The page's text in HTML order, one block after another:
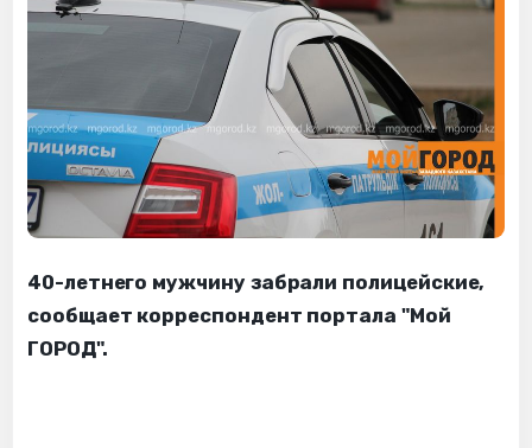
40-летнего мужчину забрали полицейские,
сообщает корреспондент портала "Мой
ГОРОД".